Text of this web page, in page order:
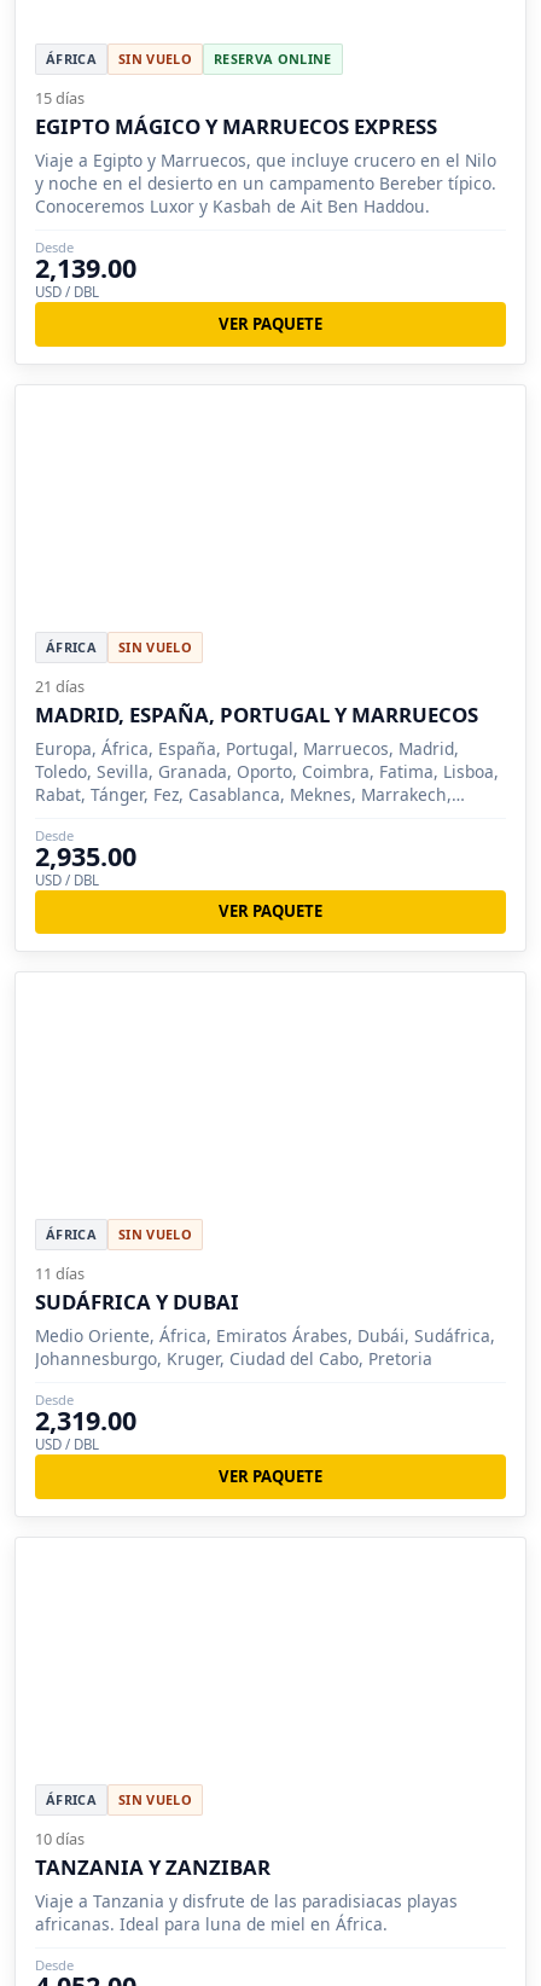
ÁFRICA SIN VUELO RESERVA ONLINE
15 días
EGIPTO MÁGICO Y MARRUECOS EXPRESS
Viaje a Egipto y Marruecos, que incluye crucero en el Nilo
y noche en el desierto en un campamento Bereber típico.
Conoceremos Luxor y Kasbah de Ait Ben Haddou.
Desde
2,139.00
USD / DBL
VER PAQUETE
ÁFRICA SIN VUELO
21 días
MADRID, ESPAÑA, PORTUGAL Y MARRUECOS
Europa, África, España, Portugal, Marruecos, Madrid,
Toledo, Sevilla, Granada, Oporto, Coimbra, Fatima, Lisboa,
Rabat, Tánger, Fez, Casablanca, Meknes, Marrakech,
Desde
2,935.00
USD / DBL
VER PAQUETE
ÁFRICA SIN VUELO
11 días
SUDÁFRICA Y DUBAI
Medio Oriente, África, Emiratos Árabes, Dubái, Sudáfrica,
Johannesburgo, Kruger, Ciudad del Cabo, Pretoria
Desde
2,319.00
USD / DBL
VER PAQUETE
ÁFRICA SIN VUELO
10 días
TANZANIA Y ZANZIBAR
Viaje a Tanzania y disfrute de las paradisiacas playas
africanas. Ideal para luna de miel en África.
Desde